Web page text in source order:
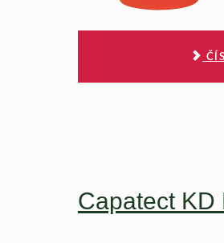
Capatect KD